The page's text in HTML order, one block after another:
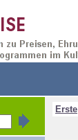
Erste